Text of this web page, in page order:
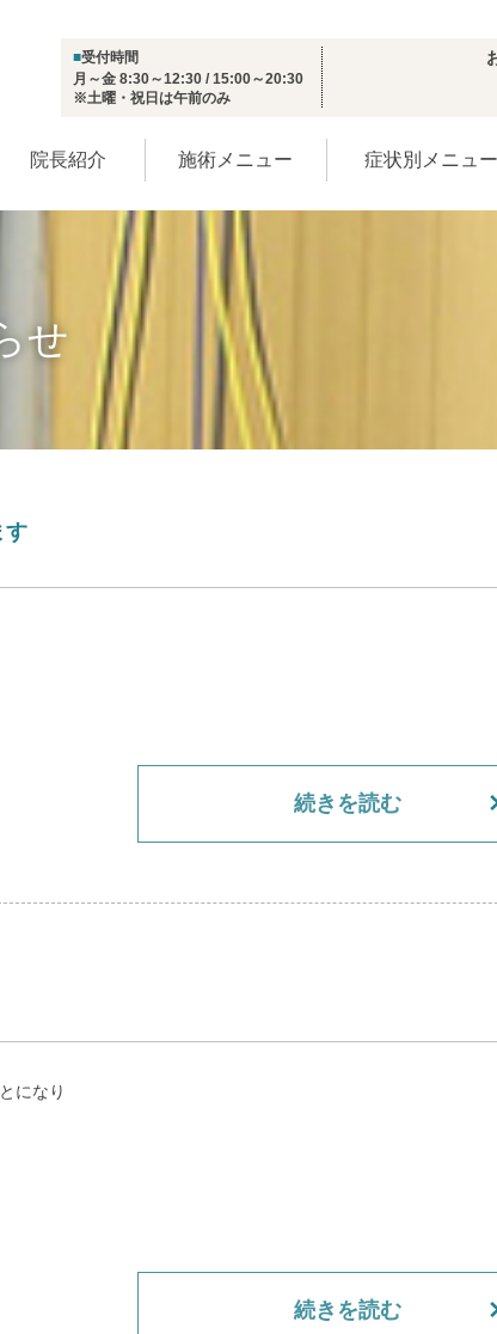
■受付時間
月～金 8:30～12:30 / 15:00～20:30
※土曜・祝日は午前のみ
院長紹介 施術メニュー 症状別メニュー
せ
す
続きを読む
になり
続きを読む